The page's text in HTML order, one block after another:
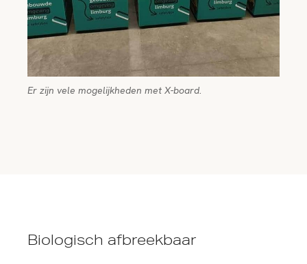
Er zijn vele mogelijkheden met X-board.
Biologisch afbreekbaar